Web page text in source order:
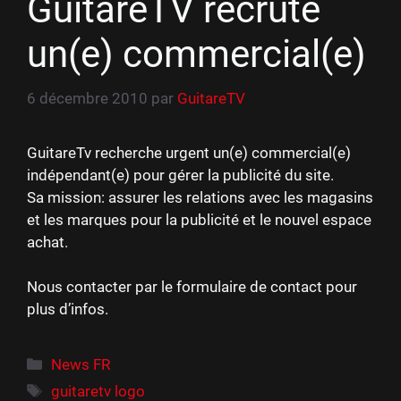
GuitareTV recrute
un(e) commercial(e)
6 décembre 2010 par GuitareTV
GuitareTv recherche urgent un(e) commercial(e)
indépendant(e) pour gérer la publicité du site.
Sa mission: assurer les relations avec les magasins
et les marques pour la publicité et le nouvel espace
achat.
Nous contacter par le formulaire de contact pour
plus d’infos.
Catégories
News FR
Étiquettes
guitaretv logo